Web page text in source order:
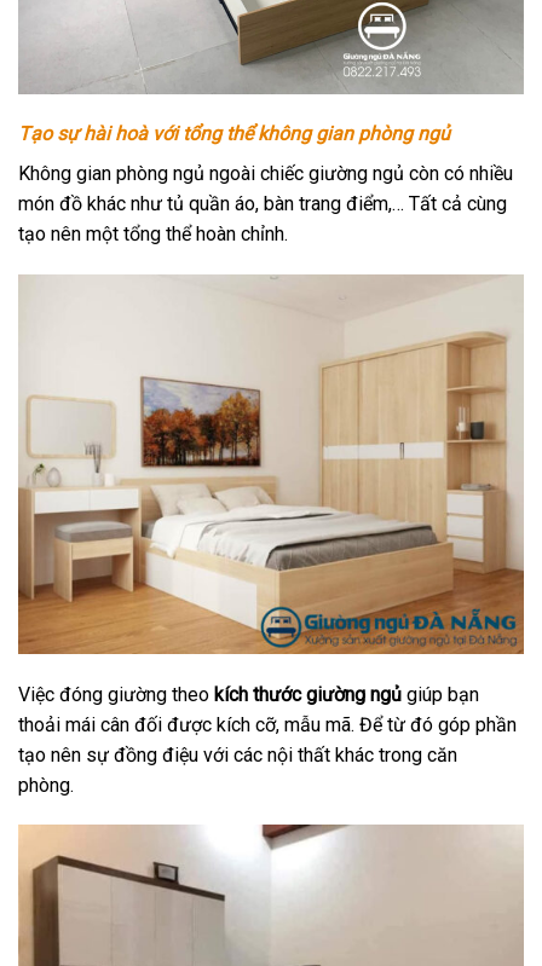
Tạo sự hài hoà với tổng thể không gian phòng ngủ
Không gian phòng ngủ ngoài chiếc giường ngủ còn có nhiều
món đồ khác như tủ quần áo, bàn trang điểm,… Tất cả cùng
tạo nên một tổng thể hoàn chỉnh.
Việc đóng giường theo kích thước giường ngủ giúp bạn
thoải mái cân đối được kích cỡ, mẫu mã. Để từ đó góp phần
tạo nên sự đồng điệu với các nội thất khác trong căn
phòng.